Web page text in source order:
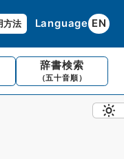
方法 Language EN
辞書検索
（五十音順）